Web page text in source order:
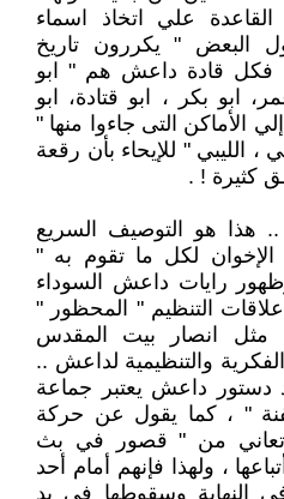
علي اتخاذ اسماء
البعض " يكررون تاريخ
فكل قادة داعش هم " ابو
ابو بكر ، ابو قتادة، ابو
الأماكن التى جاءوا منها "
، الليبي " للإيحاء بأن رقعة
كثيرة ! .
هو التوصيف السريع
الإخوان لكل ما تقوم به "
رايات داعش السوداء
التنظيم " المحظور "
مثل انصار بيت المقدس
والتنظيمية لداعش ..
دستور داعش يعتبر جماعة
" ، كما يقول عن حركة
تعاني من " قصور في بث
، ولهذا فإنهم أمام أحد
النهاية وسقوطها في يد